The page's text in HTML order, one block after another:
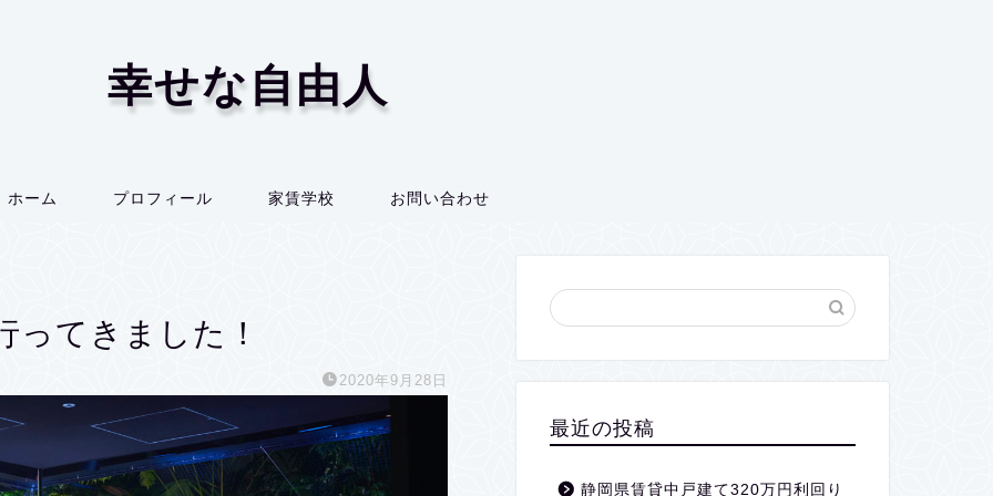
幸せな自由人
ホーム プロフィール 家賃学校 お問い合わせ
てきました！
2020年9月28日
最近の投稿
静岡県賃貸中戸建て320万円利回り